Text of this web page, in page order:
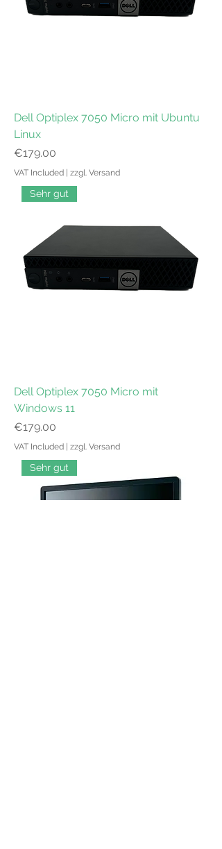
Dell Optiplex 7050 Micro mit Ubuntu
Linux
Price
€179.00
VAT Included | zzgl. Versand
Sehr gut
Dell Optiplex 7050 Micro mit
Windows 11
Price
€179.00
VAT Included | zzgl. Versand
Sehr gut